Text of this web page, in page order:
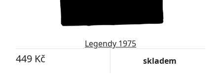
Legendy 1975
449 Kč skladem